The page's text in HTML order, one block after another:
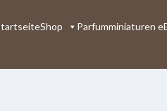
Shop Parfumminiaturen